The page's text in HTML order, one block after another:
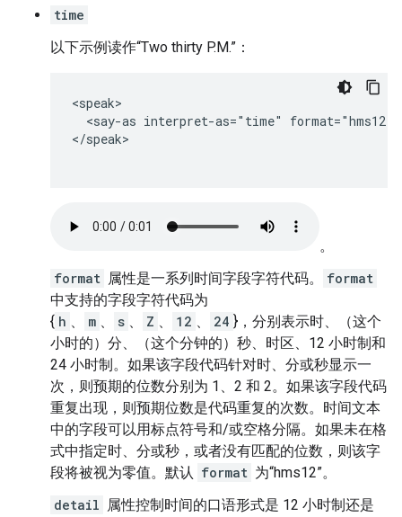
time
以下示例读作“Two thirty P.M.”：
<speak>
<say-as interpret-as="time"
</speak>
。
format 属性是一系列时间字段字符代码。
format
中支持的字段字符代码为
{ h 、 m 、 s 、 Z 、 12 、 24 }，分别表示时、（这个
小时的）分、（这个分钟的）秒、时区、12 小时制和
24 小时制。如果该字段代码针对时、分或秒显示一
次，则预期的位数分别为 1、2 和 2。如果该字段代码
重复出现，则预期位数是代码重复的次数。时间文本
中的字段可以用标点符号和/或空格分隔。如果未在格
式中指定时、分或秒，或者没有匹配的位数，则该字
段将被视为零值。默认 format 为“hms12”。
detail 属性控制时间的口语形式是 12 小时制还是